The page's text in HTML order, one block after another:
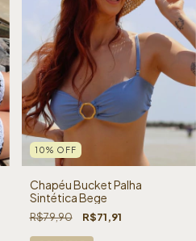
10% OFF
Chapéu Bucket Palha
Sintética Bege
R$79,90 R$71,91